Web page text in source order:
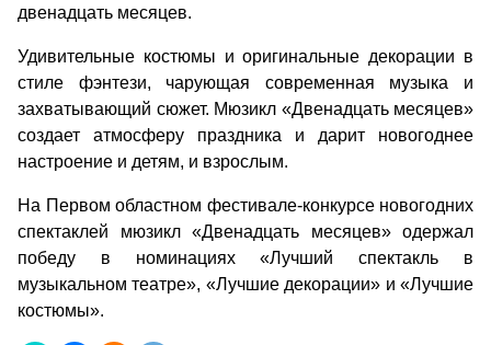
двенадцать месяцев.
Удивительные костюмы и оригинальные декорации в
стиле фэнтези, чарующая современная музыка и
захватывающий сюжет. Мюзикл «Двенадцать месяцев»
создает атмосферу праздника и дарит новогоднее
настроение и детям, и взрослым.
На Первом областном фестивале-конкурсе новогодних
спектаклей мюзикл «Двенадцать месяцев» одержал
победу в номинациях «Лучший спектакль в
музыкальном театре», «Лучшие декорации» и «Лучшие
костюмы».